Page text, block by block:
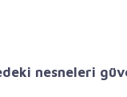
nesneleri